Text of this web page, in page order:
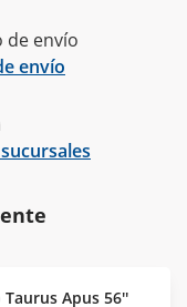
de envío
envío
Apus 56''